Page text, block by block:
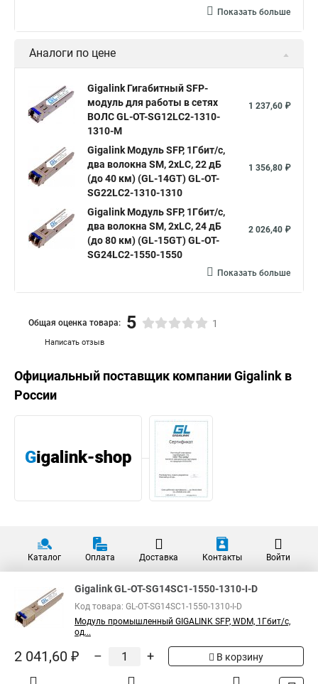
Показать больше
Аналоги по цене
Gigalink Гигабитный SFP-
модуль для работы в сетях
ВОЛС GL-OT-SG12LC2-1310-
1310-M
1 237,60 ₽
Gigalink Модуль SFP, 1Гбит/c,
два волокна SM, 2xLC, 22 дБ
(до 40 км) (GL-14GT) GL-OT-
SG22LC2-1310-1310
1 356,80 ₽
Gigalink Модуль SFP, 1Гбит/c,
два волокна SM, 2xLC, 24 дБ
(до 80 км) (GL-15GT) GL-OT-
SG24LC2-1550-1550
2 026,40 ₽
Показать больше
Написать отзыв
Общая оценка товара: 5 1
Официальный поставщик компанииGigalink в
России
Каталог Оплата Доставка Контакты Войти
Gigalink GL-OT-SG14SC1-1550-1310-I-D
Код товара: GL-OT-SG14SC1-1550-1310-I-D
Модуль промышленный GIGALINK SFP, WDM, 1Гбит/c,
од...
2 041,60 ₽ – + В корзину